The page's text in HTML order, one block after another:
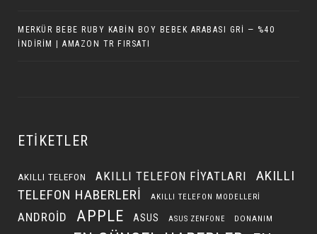
MERKÜR BEBE RUBY KABIN BOY BEBEK ARABASI GRI — %40
İNDIRIM | AMAZON TR FIRSATI
ETIKETLER
AKILLI TELEFON AKILLI TELEFON FIYATLARI
AKILLI
TELEFON HABERLERI
AKILLI TELEFON MODELLERI
ANDROID APPLE ASUS ASUS ZENFONE DONANIM